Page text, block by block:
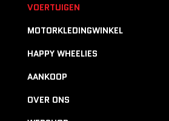
VOERTUIGEN
MOTORKLEDINGWINKEL
HAPPY WHEELIES
AANKOOP
OVER ONS